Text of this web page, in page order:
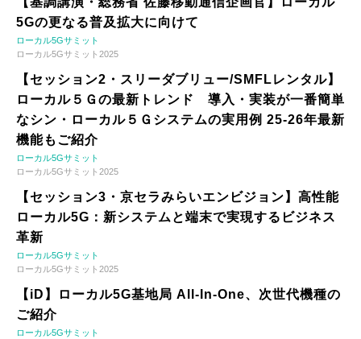
5Gの更なる普及拡大に向けて
ローカル5Gサミット
ローカル5Gサミット2025
【セッション2・スリーダブリュー/SMFLレンタル】
ローカル５Ｇの最新トレンド 導入・実装が一番簡単
なシン・ローカル５Ｇシステムの実用例 25-26年最新
機能もご紹介
ローカル5Gサミット
ローカル5Gサミット2025
【セッション3・京セラみらいエンビジョン】高性能
ローカル5G：新システムと端末で実現するビジネス
革新
ローカル5Gサミット
ローカル5Gサミット2025
【iD】ローカル5G基地局 All-In-One、次世代機種の
ご紹介
ローカル5Gサミット